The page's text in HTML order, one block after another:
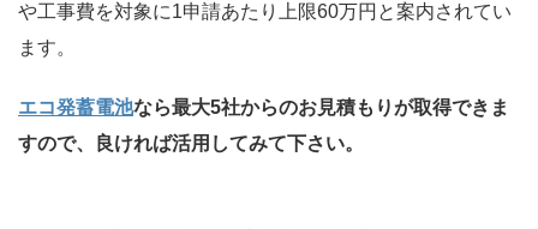
や工事費を対象に1申請あたり上限60万円と案内されてい
ます。
エコ発蓄電池なら最大5社からのお見積もりが取得できま
すので、良ければ活用してみて下さい。